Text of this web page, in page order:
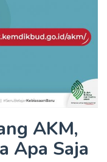
AKM,
Apa Saja